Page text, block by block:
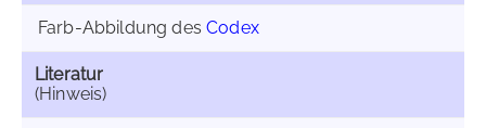
Farb-Abbildung desCodex
Literatur
(Hinweis)